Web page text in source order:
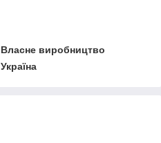
Власне виробництво
Україна